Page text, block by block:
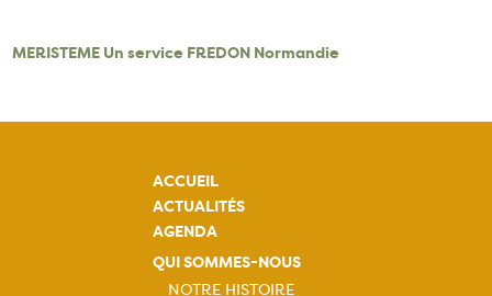
MERISTEME Un service FREDON Normandie
ACCUEIL
ACTUALITÉS
AGENDA
QUI SOMMES-NOUS
NOTRE HISTOIRE